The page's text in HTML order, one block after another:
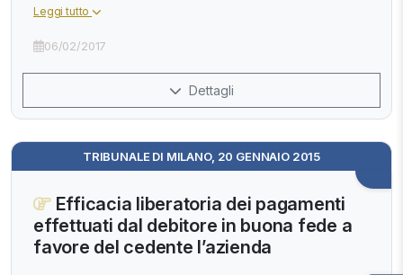
Leggi tutto
06/02/2017
Dettagli
TRIBUNALE DI MILANO, 20 GENNAIO 2015
Efficacia liberatoria dei pagamenti
effettuati dal debitore in buona fede a
favore del cedente l’azienda